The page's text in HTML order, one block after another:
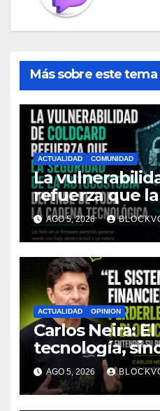
Más sobre este tema
ACTUALIDAD COMUNIDAD
La
refuerza que
la
toda la cadena
afirma CoinEx
AGO 5, 2026
ACTUALIDAD OPINION
Carlos Neira:
tecnología,
entenderla
AGO 5, 2026